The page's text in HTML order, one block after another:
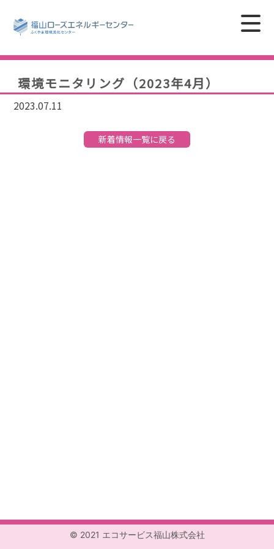
環境モニタリング（2023年4月）
2023.07.11
新着情報一覧に戻る
© 2021 エコサービス福山株式会社